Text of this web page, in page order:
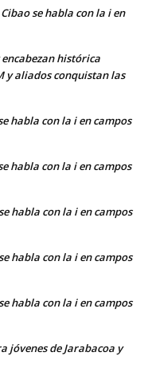
se habla con la i en
histórica
y aliados conquistan las
habla con la i en campos
habla con la i en campos
habla con la i en campos
habla con la i en campos
habla con la i en campos
jóvenes de Jarabacoa y